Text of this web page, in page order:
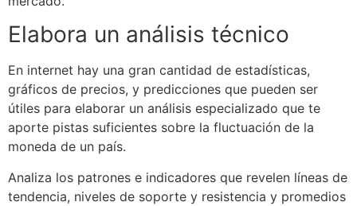
Elabora un análisis técnico
En internet hay una gran cantidad de estadísticas,
gráficos de precios, y predicciones que pueden ser
útiles para elaborar un análisis especializado que te
aporte pistas suficientes sobre la fluctuación de la
moneda de un país.
Analiza los patrones e indicadores que revelen líneas de
tendencia, niveles de soporte y resistencia y promedios